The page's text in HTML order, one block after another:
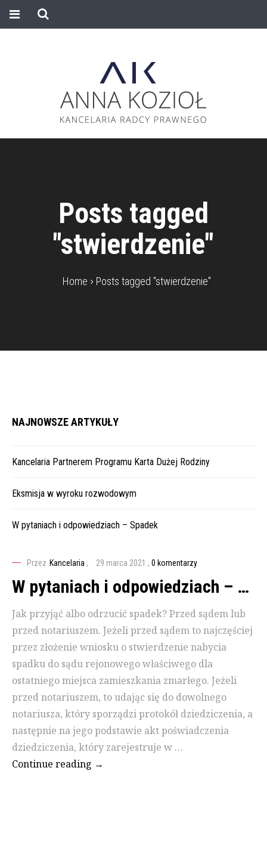
Posts tagged
"stwierdzenie"
Home Posts tagged "stwierdzenie"
NAJNOWSZE ARTYKUŁY
Kancelaria Partnerem Programu Karta Dużej Rodziny
Eksmisja w wyroku rozwodowym
W pytaniach i odpowiedziach – Spadek
Przez Kancelaria , 29 marca 2021 , 0 komentarzy
W pytaniach i odpowiedziach – Spadek
Jak przyjąć albo odrzucić spadek? Przed sądem lub
przed notariuszem. Jeżeli przed sądem to najczęściej
przez złożenie wniosku o stwierdzenie nabycia
spadku do sądu rejonowego właściwego dla
ostatniego miejsca zamieszkania zmarłego. Jeżeli
przed notariuszem, to udając się do dowolnego
notariusza, który sporządzi protokół dziedziczenia, a
następnie na jego podstawie akt poświadczenia
dziedziczenia, który zarejestruje w …
Continue reading W pytaniach i odpowiedziach –
→